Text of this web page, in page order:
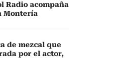
Radio acompaña
Montería
de mezcal que
por el actor,